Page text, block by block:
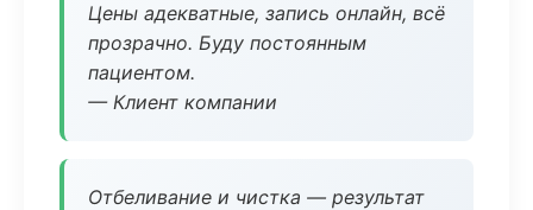
Цены адекватные, запись онлайн, всё
прозрачно. Буду постоянным
пациентом.
— Клиент компании
Отбеливание и чистка — результат